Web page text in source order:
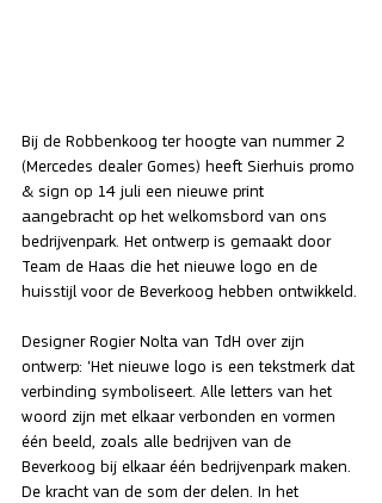
Bij de Robbenkoog ter hoogte van nummer 2
(Mercedes dealer Gomes) heeft Sierhuis promo
& sign op 14 juli een nieuwe print
aangebracht op het welkomsbord van ons
bedrijvenpark. Het ontwerp is gemaakt door
Team de Haas die het nieuwe logo en de
huisstijl voor de Beverkoog hebben ontwikkeld.
Designer Rogier Nolta van TdH over zijn
ontwerp: ‘Het nieuwe logo is een tekstmerk dat
verbinding symboliseert. Alle letters van het
woord zijn met elkaar verbonden en vormen
één beeld, zoals alle bedrijven van de
Beverkoog bij elkaar één bedrijvenpark maken.
De kracht van de som der delen. In het